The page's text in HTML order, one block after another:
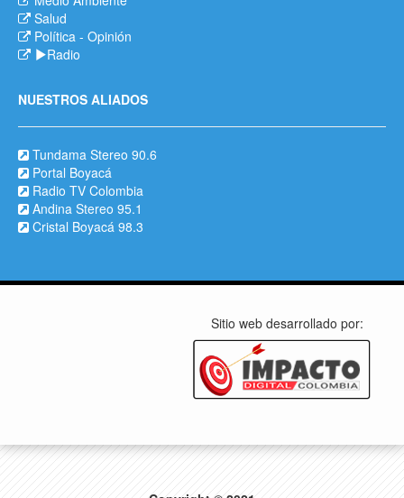
Salud
Política - Opinión
Radio
NUESTROS ALIADOS
Tundama Stereo 90.6
Portal Boyacá
Radio TV Colombia
Andina Stereo 95.1
Cristal Boyacá 98.3
Sitio web desarrollado por: